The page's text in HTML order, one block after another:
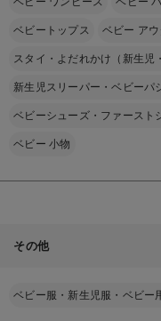
ベビートップス ベビー ア
スタイ・よだれかけ（新生児
新生児スリーパー・ベビーパ
ベビーシューズ・ファースト
ベビー 小物
その他
ベビー服・新生児服・ベビー